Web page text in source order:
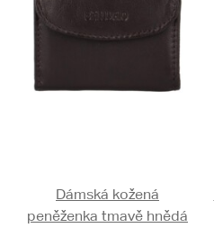
Dámská kožená
peněženka tmavě hnědá